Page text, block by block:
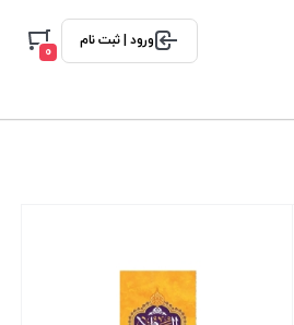
ورود | ثبت نام
0